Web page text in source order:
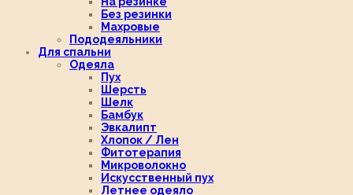
Без резинки
Махровые
Пододеяльники
Для спальни
Одеяла
Пух
Шерсть
Шелк
Бамбук
Эвкалипт
Хлопок / Лен
Фитотерапия
Микроволокно
Искусственный пух
Летнее одеяло